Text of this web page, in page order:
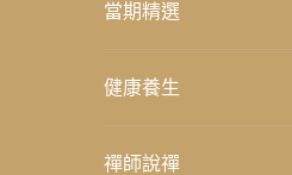
當期精選
健康養生
禪師說禪